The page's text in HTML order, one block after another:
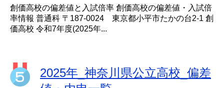
創価高校の偏差値と入試倍率 創価高校の偏差値・入試倍
率情報 普通科 〒187-0024 東京都小平市たかの台2-1 創
価高校 令和7年度(2025年...
2025年_神奈川県公立高校_偏差